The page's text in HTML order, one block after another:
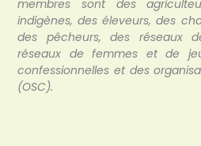
membres sont des
indigènes, des éleveurs, des
des pêcheurs, des réseaux
réseaux de femmes et de
confessionnelles et des
(OSC).